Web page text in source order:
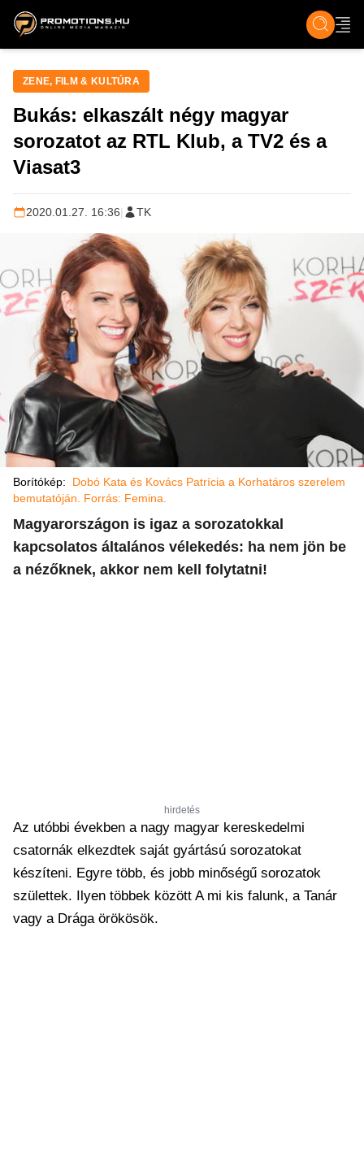
ZENE, FILM & KULT ÉLET TECH &
ZENE, FILM & KULTÚRA
Bukás: elkaszált négy magyar
sorozatot az RTL Klub, a TV2 és a
Viasat3
2020.01.27. 16:36| TK
Borítókép: Dobó Kata és Kovács Patrícia a Korhatáros szerelem
bemutatóján. Forrás: Femina.
Magyarországon is igaz a sorozatokkal
kapcsolatos általános vélekedés: ha nem jön be
a nézőknek, akkor nem kell folytatni!
hirdetés
Az utóbbi években a nagy magyar kereskedelmi
csatornák elkezdtek saját gyártású sorozatokat
készíteni. Egyre több, és jobb minőségű sorozatok
születtek. Ilyen többek között A mi kis falunk, a Tanár
vagy a Drága örökösök.